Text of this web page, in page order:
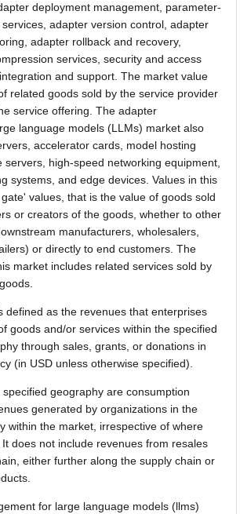
deployment management, parameter-
adapter version control, adapter
adapter rollback and recovery,
services, security and access
and support. The market value
related goods sold by the service provider
service offering. The adapter
language models (LLMs) market also
accelerator cards, model hosting
servers, high-speed networking equipment,
systems, and edge devices. Values in this
values, that is the value of goods sold
or creators of the goods, whether to other
manufacturers, wholesalers,
or directly to end customers. The
market includes related services sold by
defined as the revenues that enterprises
goods and/or services within the specified
through sales, grants, or donations in
(in USD unless otherwise specified).
geography are consumption
generated by organizations in the
within the market, irrespective of where
does not include revenues from resales
either further along the supply chain or
for large language models (llms)